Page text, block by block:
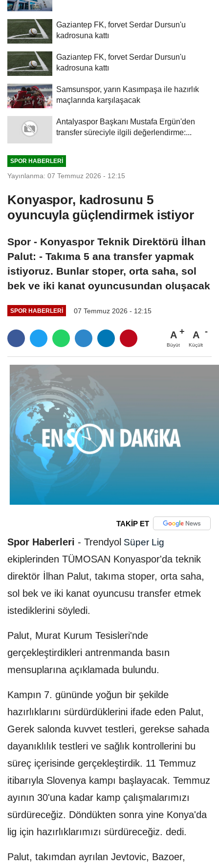
Gaziantep FK, forvet Serdar Dursun'u
kadrosuna kattı
Gaziantep FK, forvet Serdar Dursun'u
kadrosuna kattı
Samsunspor, yarın Kasımpaşa ile hazırlık
maçlarında karşılaşacak
Antalyaspor Başkanı Mustafa Ergün'den
transfer süreciyle ilgili değerlendirme:...
SPOR HABERLERI
Yayınlanma: 07 Temmuz 2026 - 12:15
Konyaspor, kadrosunu 5
oyuncuyla güçlendirmek istiyor
Spor - Konyaspor Teknik Direktörü İlhan
Palut: - Takıma 5 ana transfer yapmak
istiyoruz. Bunlar stoper, orta saha, sol
bek ve iki kanat oyuncusundan oluşacak
SPOR HABERLERI 07 Temmuz 2026 - 12:15
A
Büyüt
A
Küçült
TAKİP ET
Spor Haberleri - Trendyol Süper Lig
ekiplerinden TÜMOSAN Konyaspor'da teknik
direktör İlhan Palut, takıma stoper, orta saha,
sol bek ve iki kanat oyuncusu transfer etmek
istediklerini söyledi.
Palut, Murat Kurum Tesisleri'nde
gerçekleştirdikleri antrenmanda basın
mensuplarına açıklamada bulundu.
Kampın 7. gününde yoğun bir şekilde
hazırlıklarını sürdürdüklerini ifade eden Palut,
Gerek salonda kuvvet testleri, gerekse sahada
dayanıklılık testleri ve sağlık kontrollerini bu
süreç içerisinde gerçekleştirdik. 11 Temmuz
itibarıyla Slovenya kampı başlayacak. Temmuz
ayının 30'una kadar kamp çalışmalarımızı
sürdüreceğiz. Döndükten sonra yine Konya'da
lig için hazırlıklarımızı sürdüreceğiz. dedi.
Palut, takımdan ayrılan Jevtovic, Bazoer,